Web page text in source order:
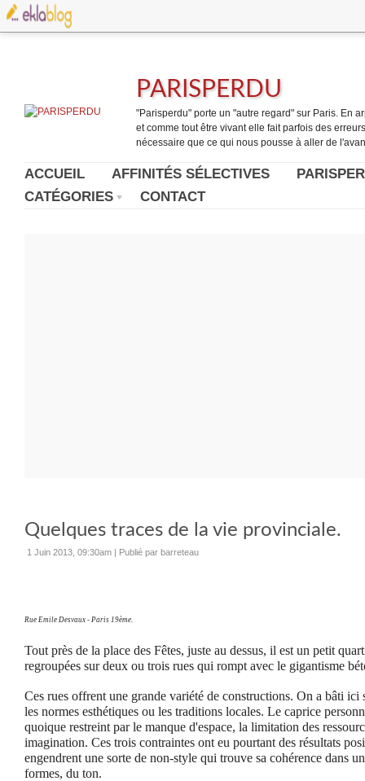
PARISPERDU
"Parisperdu" porte un "autre regard" sur Paris. En
et comme tout être vivant elle fait parfois des
nécessaire que ce qui nous pousse à aller de
ACCUEIL AFFINITÉS SÉLECTIVES
CATÉGORIES
CONTACT
Quelques traces de la vie provinciale.
1 Juin 2013, 09:30am | Publié par barreteau
Rue Emile Desvaux - Paris 19ème.
Tout près de la place des Fêtes, juste au dessus, il est un petit
regroupées sur deux ou trois rues qui rompt avec le gigantisme
Ces rues offrent une grande variété de constructions. On a bâti ici
les normes esthétiques ou les traditions locales. Le caprice
quoique restreint par le manque d'espace, la limitation des
imagination. Ces trois contraintes ont eu pourtant des résultats
engendrent une sorte de non-style qui trouve sa cohérence dans
formes, du ton.